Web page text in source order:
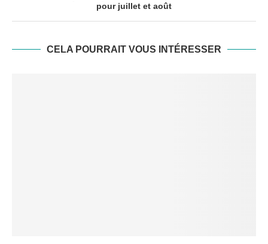
pour juillet et août
CELA POURRAIT VOUS INTÉRESSER